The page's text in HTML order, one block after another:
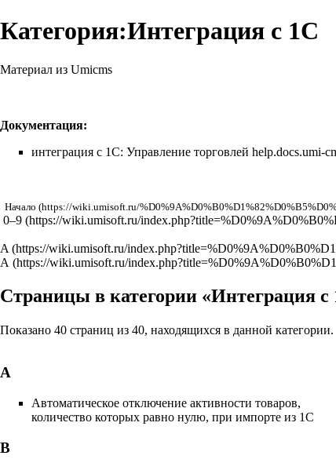
Категория:Интеграция с 1С
Материал из Umicms
Документация:
интеграция с 1С: Управление торговлей help.docs.umi-
Начало
0–9
A
А
Страницы в категории «Интеграция с
Показано 40 страниц из 40, находящихся в данной категории.
А
Автоматическое отключение активности товаров,
количество которых равно нулю, при импорте из 1С
В